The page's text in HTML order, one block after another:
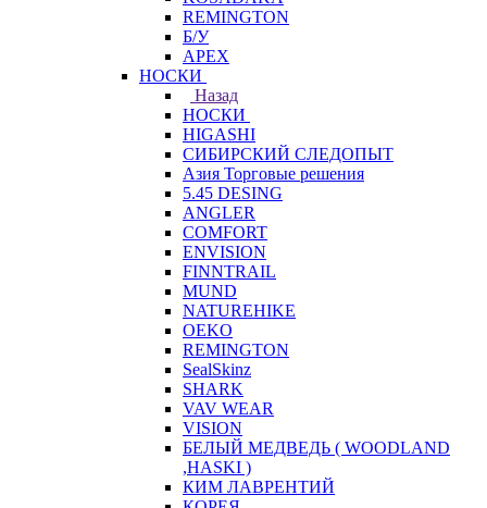
REMINGTON
Б/У
APEX
НОСКИ
Назад
НОСКИ
HIGASHI
СИБИРСКИЙ СЛЕДОПЫТ
Азия Торговые решения
5.45 DESING
ANGLER
COMFORT
ENVISION
FINNTRAIL
MUND
NATUREHIKE
OEKO
REMINGTON
SealSkinz
SHARK
VAV WEAR
VISION
БЕЛЫЙ МЕДВЕДЬ ( WOODLAND
,HASKI )
КИМ ЛАВРЕНТИЙ